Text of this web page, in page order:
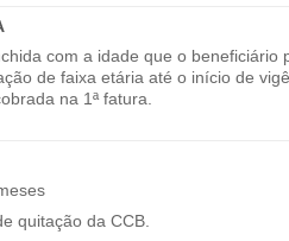
com a idade que o beneficiário
de faixa etária até o início de
na 1ª fatura.
quitação da CCB.